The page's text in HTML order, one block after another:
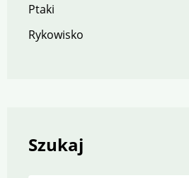
Ptaki
Rykowisko
Szukaj